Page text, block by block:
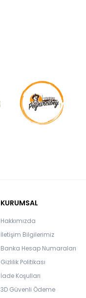
KURUMSAL
Hakkımızda
İletişim Bilgilerimiz
Banka Hesap Numaraları
Gizlilik Politikası
İade Koşulları
3D Güvenli Ödeme